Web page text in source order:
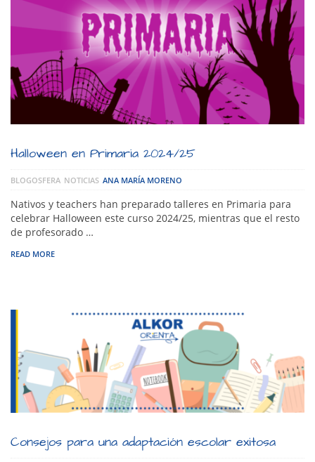
Halloween en Primaria 2024/25
BLOGOSFERA NOTICIAS ANA MARÍA MORENO
Nativos y teachers han preparado talleres en Primaria para
celebrar Halloween este curso 2024/25, mientras que el resto
de profesorado …
READ MORE
Consejos para una adaptación escolar exitosa